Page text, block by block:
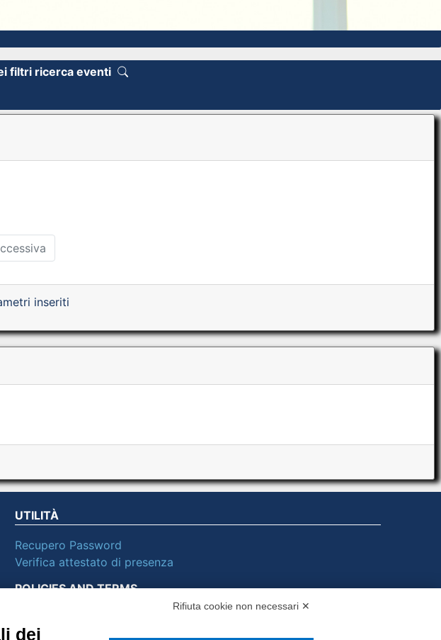
filtri ricerca eventi
inseriti
UTILITÀ
Recupero Password
Verifica attestato di presenza
POLICIES AND TERMS
Rifiuta cookie non necessari ✕
dei